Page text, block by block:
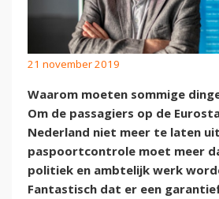
21 november 2019
Waarom moeten sommige
Om de passagiers op de
Nederland niet meer te laten
paspoortcontrole moet meer
politiek en ambtelijk werk
Fantastisch dat er een